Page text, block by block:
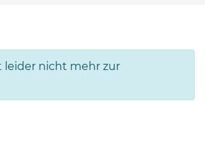
leider nicht mehr zur